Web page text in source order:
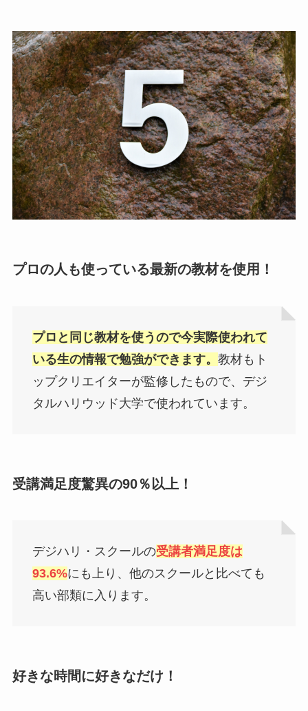
プロの人も使っている最新の教材を使用！
プロと同じ教材を使うので今実際使われて
いる生の情報で勉強ができます。 教材もト
ップクリエイターが監修したもので、デジ
タルハリウッド大学で使われています。
受講満足度驚異の90％以上！
デジハリ・スクールの受講者満足度は
93.6%にも上り、他のスクールと比べても
高い部類に入ります。
好きな時間に好きなだけ！